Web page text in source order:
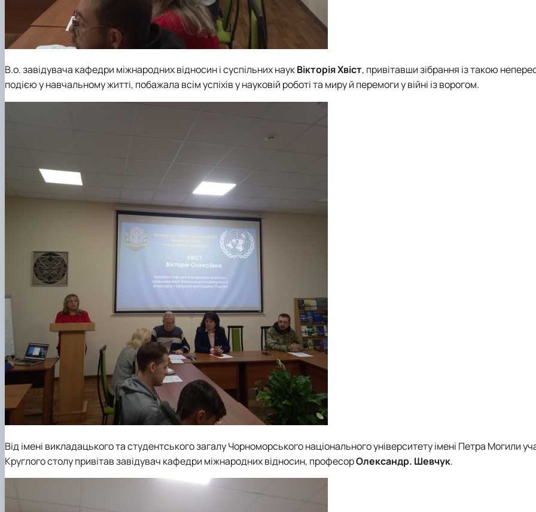
В.о. завідувача кафедри міжнародних відносин і суспільних наукВікторія Хвіст, привітавши зібрання із такою
подією у навчальному житті, побажала всім успіхів у науковій роботі та миру й перемоги у війні із ворогом.
Від імені викладацького та студентського загалуЧорноморського національного університету імені Петра Могили
Круглого столу привітав завідувач кафедри міжнародних відносин, професорОлександр. Шевчук.